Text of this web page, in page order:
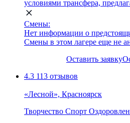
условиями трансфера,
Смены:
Нет информации о
Смены в этом лагере еще не
Оставить заявку
4.3 113 отзывов
«Лесной», Красноярск
Творчество Спорт